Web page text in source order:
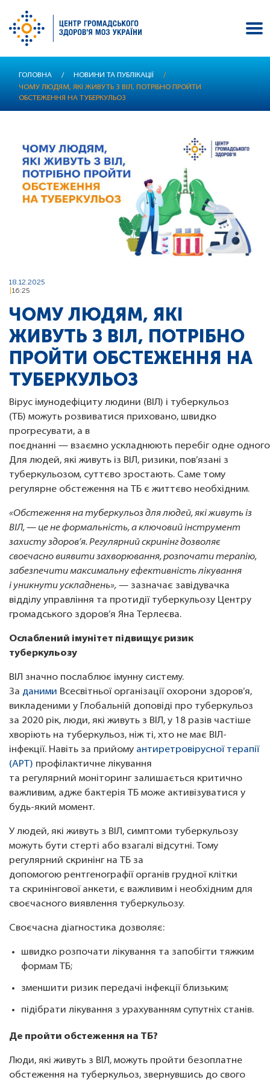
ГОЛОВНА / НОВИНИ ТА ПУБЛІКАЦІЇ
/
ЧОМУ ЛЮДЯМ, ЯКІ ЖИВУТЬ З ВІЛ, ПОТРІБНО ПРОЙТИ
ОБСТЕЖЕННЯ НА ТУБЕРКУЛЬОЗ
18.12.2025
16:25
ЧОМУ ЛЮДЯМ, ЯКІ
ЖИВУТЬ З ВІЛ, ПОТРІБНО
ПРОЙТИ ОБСТЕЖЕННЯ НА
ТУБЕРКУЛЬОЗ
Вірус імунодефіциту людини (ВІЛ) і туберкульоз
(ТБ) можуть розвиватися приховано, швидко
прогресувати, а в
поєднанні — взаємно ускладнюють перебіг одне
Для людей, які живуть із ВІЛ, ризики, пов’язані з
туберкульозом, суттєво зростають. Саме тому
регулярне обстеження на ТБ є життєво необхідним.
«Обстеження на туберкульоз для людей, які живуть із
ВІЛ, — це не формальність, а ключовий інструмент
захисту здоров’я. Регулярний скринінг дозволяє
своєчасно виявити захворювання, розпочати терапію,
забезпечити максимальну ефективність лікування
і уникнути ускладнень», — зазначає завідувачка
відділу управління та протидії туберкульозу Центру
громадського здоров’я Яна Терлеєва.
Ослаблений імунітет підвищує ризик
туберкульозу
ВІЛ значно послаблює імунну систему.
За даними Всесвітньої організації охорони здоров’я,
викладеними у Глобальній доповіді про туберкульоз
за 2020 рік, люди, які живуть з ВІЛ, у 18 разів частіше
хворіють на туберкульоз, ніж ті, хто не має ВІЛ-
інфекції. Навіть за прийому антиретровірусної терапії
(АРТ) профілактичне лікування
та регулярний моніторинг залишається критично
важливим, адже бактерія ТБ може активізуватися у
будь-який момент.
У людей, які живуть з ВІЛ, симптоми туберкульозу
можуть бути стерті або взагалі відсутні. Тому
регулярний скринінг на ТБ за
допомогою рентгенографії органів грудної клітки
та скринінгової анкети, є важливим і необхідним для
своєчасного виявлення туберкульозу.
Своєчасна діагностика дозволяє:
швидко розпочати лікування та запобігти тяжким
формам ТБ;
зменшити ризик передачі інфекції близьким;
підібрати лікування з урахуванням супутніх станів.
Де пройти обстеження на ТБ?
Люди, які живуть з ВІЛ, можуть пройти безоплатне
обстеження на туберкульоз, звернувшись до свого